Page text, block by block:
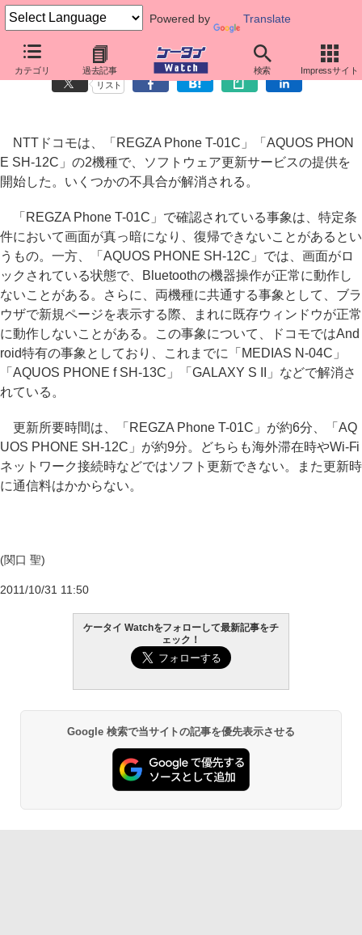
Powered by Translate
カテゴリ 過去記事 検索 Impressサイト
ドコモの「T-01C」「SH-12C」でソフトウェア更新
リスト
NTTドコモは、「REGZA Phone T-01C」「AQUOS PHON
E SH-12C」の2機種で、ソフトウェア更新サービスの提供を
開始した。いくつかの不具合が解消される。
「REGZA Phone T-01C」で確認されている事象は、特定条
件において画面が真っ暗になり、復帰できないことがあるとい
うもの。一方、「AQUOS PHONE SH-12C」では、画面がロ
ックされている状態で、Bluetoothの機器操作が正常に動作し
ないことがある。さらに、両機種に共通する事象として、ブラ
ウザで新規ページを表示する際、まれに既存ウィンドウが正常
に動作しないことがある。この事象について、ドコモではAnd
roid特有の事象としており、これまでに「MEDIAS N-04C」
「AQUOS PHONE f SH-13C」「GALAXY S II」などで解消さ
れている。
更新所要時間は、「REGZA Phone T-01C」が約6分、「AQ
UOS PHONE SH-12C」が約9分。どちらも海外滞在時やWi-Fi
ネットワーク接続時などではソフト更新できない。また更新時
に通信料はかからない。
(関口 聖)
2011/10/31 11:50
ケータイ Watchをフォローして最新記事をチ
ェック！
Google 検索で当サイトの記事を優先表示させる